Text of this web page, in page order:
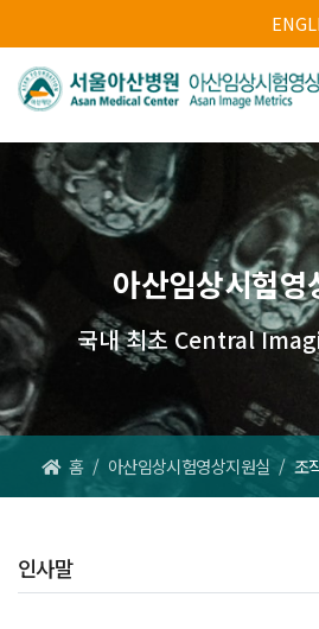
아산임상시험영
국내 최초 Central
홈 / 아산임상시험영상지원실 / 조
인사말